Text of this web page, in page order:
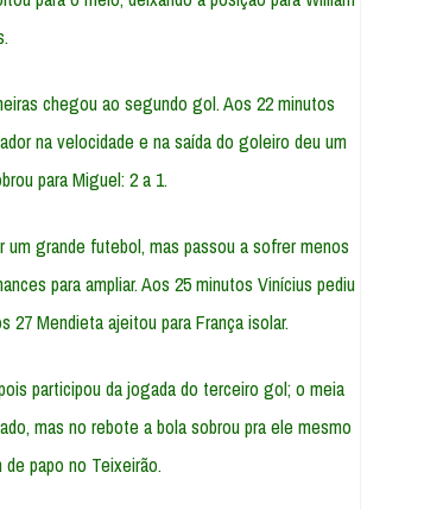
chegou ao segundo gol. Aos 22 minutos
na velocidade e na saída do goleiro deu um
para Miguel: 2 a 1.
grande futebol, mas passou a sofrer menos
para ampliar. Aos 25 minutos Vinícius pediu
Mendieta ajeitou para França isolar.
participou da jogada do terceiro gol; o meia
mas no rebote a bola sobrou pra ele mesmo
papo no Teixeirão.